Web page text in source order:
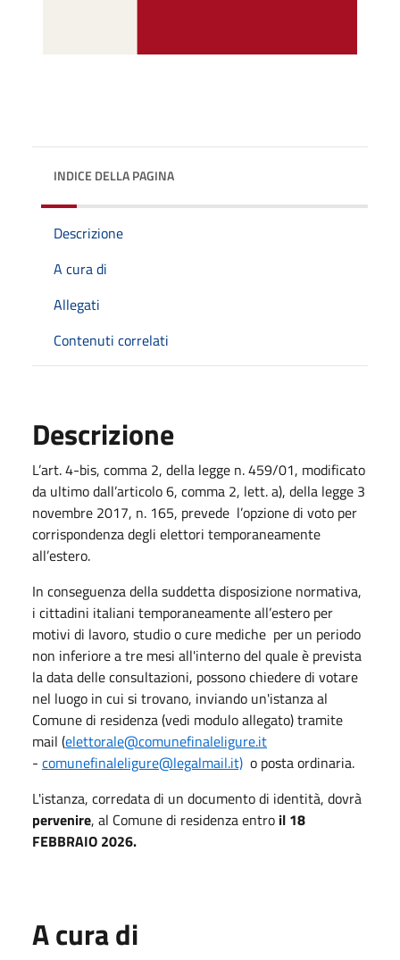
INDICE DELLA PAGINA
Descrizione
A cura di
Allegati
Contenuti correlati
Descrizione
L’art. 4-bis, comma 2, della legge n. 459/01, modificato
da ultimo dall’articolo 6, comma 2, lett. a), della legge 3
novembre 2017, n. 165, prevede l’opzione di voto per
corrispondenza degli elettori temporaneamente
all’estero.
In conseguenza della suddetta disposizione normativa,
i cittadini italiani temporaneamente all’estero per
motivi di lavoro, studio o cure mediche per un periodo
non inferiore a tre mesi all'interno del quale è prevista
la data delle consultazioni, possono chiedere di votare
nel luogo in cui si trovano, inviando un'istanza al
Comune di residenza (vedi modulo allegato) tramite
mail (elettorale@comunefinaleligure.it
- comunefinaleligure@legalmail.it) o posta ordinaria.
L'istanza, corredata di un documento di identità, dovrà
pervenire, al Comune di residenza entro il 18
FEBBRAIO 2026.
A cura di